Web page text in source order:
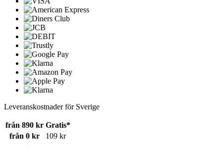
Leveranskostnader för Sverige
från 890 kr Gratis*
från 0 kr
109 kr